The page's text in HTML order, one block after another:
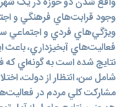
وجود قرابت‌هاي فرهنگي و
ويژگي‌هاي فردي و اجتماعي
فعاليت‌هاي آبخيزداري،
نتايج شده است به گونه‌اي که
شامل سن، انتظار از دولت،
مشارکت کلي مردم در